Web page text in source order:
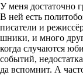
У меня достаточно
В ней есть
писатели и
шники, и много
когда случаются
событий,
да вспомнит. А